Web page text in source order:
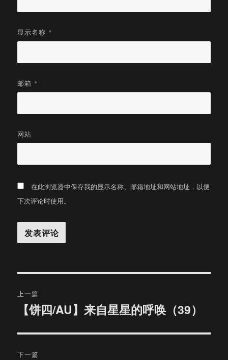
显示名称 *
邮箱 *
网站
在此浏览器中保存我的显示名称、邮箱地址和网站地址，以便
下次评论时使用。
章
航
上一篇
文
章：
【饼四/AU】来自星星的呼唤（39）
下一篇